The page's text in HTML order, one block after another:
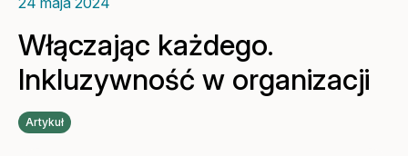
Włączając każdego.
Inkluzywność w organizacji
Artykuł